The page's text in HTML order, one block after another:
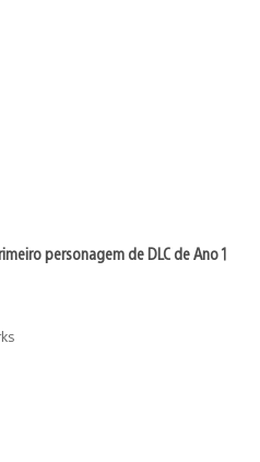
personagem de DLC de Ano 1